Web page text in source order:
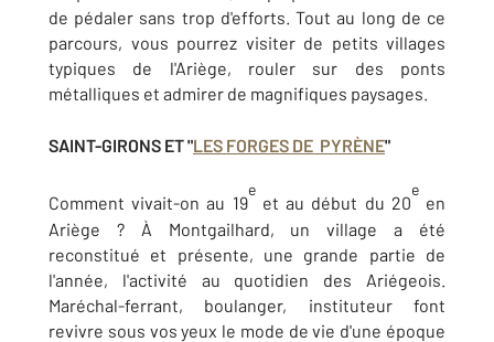
de pédaler sans trop d'efforts. Tout au long de ce
parcours, vous pourrez visiter de petits villages
typiques de l'Ariège, rouler sur des ponts
métalliques et admirer de magnifiques paysages.
SAINT-GIRONS ET "LES FORGES DE PYRÈNE"
Comment vivait-on au 19
e
et au début du 20
e
en
Ariège ? À Montgailhard, un village a été
reconstitué et présente, une grande partie de
l'année, l'activité au quotidien des Ariégeois.
Maréchal-ferrant, boulanger, instituteur font
revivre sous vos yeux le mode de vie d'une époque